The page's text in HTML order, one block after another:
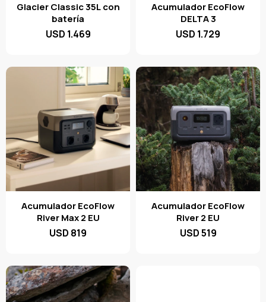
Glacier Classic 35L con
batería
USD 1.469
Acumulador EcoFlow
DELTA 3
USD 1.729
Acumulador EcoFlow
River Max 2 EU
USD 819
Acumulador EcoFlow
River 2 EU
USD519